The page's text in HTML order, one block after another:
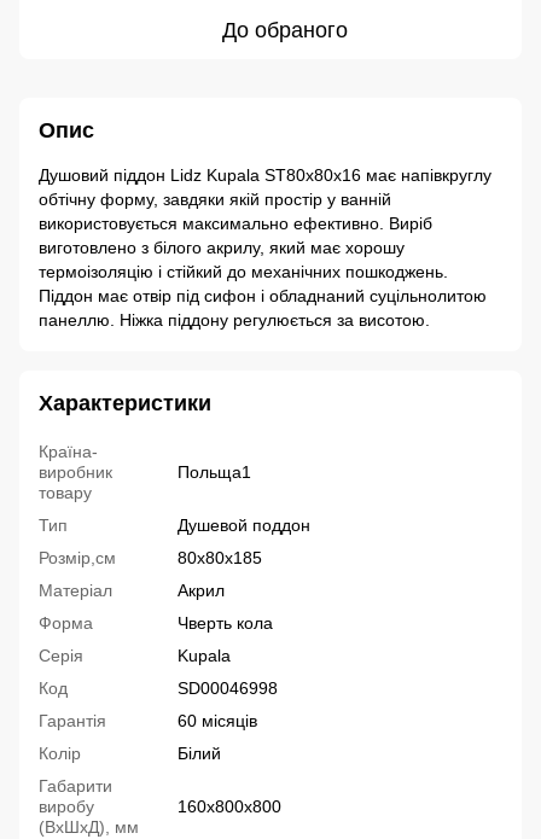
До обраного
Опис
Душовий піддон Lidz Kupala ST80x80x16 має напівкруглу
обтічну форму, завдяки якій простір у ванній
використовується максимально ефективно. Виріб
виготовлено з білого акрилу, який має хорошу
термоізоляцію і стійкий до механічних пошкоджень.
Піддон має отвір під сифон і обладнаний суцільнолитою
панеллю. Ніжка піддону регулюється за висотою.
Характеристики
Країна-
виробник
товару
Польща1
Тип
Душевой поддон
Розмір,см
80x80х185
Матеріал
Акрил
Форма
Чверть кола
Серія
Kupala
Код
SD00046998
Гарантія
60 місяців
Колір
Білий
Габарити
виробу
(ВхШхД), мм
160х800х800